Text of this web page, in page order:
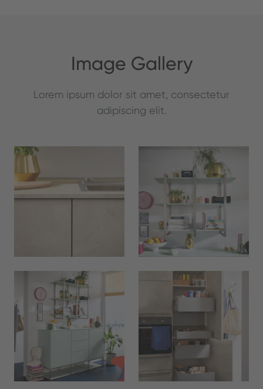
Image Gallery
Lorem ipsum dolor sit amet, consectetur
adipiscing elit.